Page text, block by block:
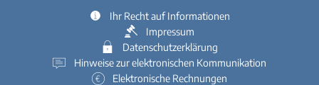
Ihr Recht auf Informationen
Impressum
Datenschutzerklärung
Hinweise zur elektronischen Kommunikation
Elektronische Rechnungen